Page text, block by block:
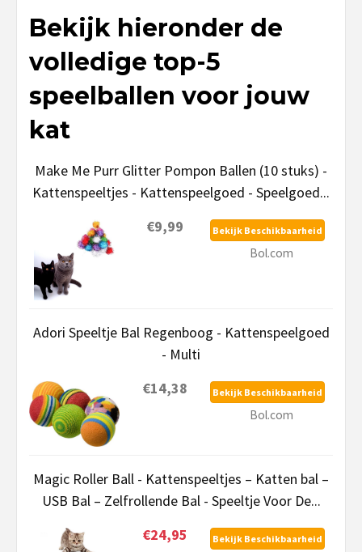
Bekijk hieronder de
volledige top-5
speelballen voor jouw
kat
Make Me Purr Glitter Pompon Ballen (10 stuks) -
Kattenspeeltjes - Kattenspeelgoed - Speelgoed...
€9,99
Bekijk Beschikbaarheid
Bol.com
Adori Speeltje Bal Regenboog - Kattenspeelgoed
- Multi
€14,38
Bekijk Beschikbaarheid
Bol.com
Magic Roller Ball - Kattenspeeltjes – Katten bal –
USB Bal – Zelfrollende Bal - Speeltje Voor De...
€24,95
Bekijk Beschikbaarheid